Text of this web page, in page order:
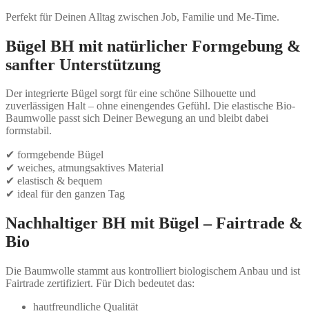
Perfekt für Deinen Alltag zwischen Job, Familie und Me-Time.
Bügel BH mit natürlicher Formgebung &
sanfter Unterstützung
Der integrierte Bügel sorgt für eine schöne Silhouette und
zuverlässigen Halt – ohne einengendes Gefühl. Die elastische Bio-
Baumwolle passt sich Deiner Bewegung an und bleibt dabei
formstabil.
✔ formgebende Bügel
✔ weiches, atmungsaktives Material
✔ elastisch & bequem
✔ ideal für den ganzen Tag
Nachhaltiger BH mit Bügel – Fairtrade &
Bio
Die Baumwolle stammt aus kontrolliert biologischem Anbau und ist
Fairtrade zertifiziert. Für Dich bedeutet das:
hautfreundliche Qualität